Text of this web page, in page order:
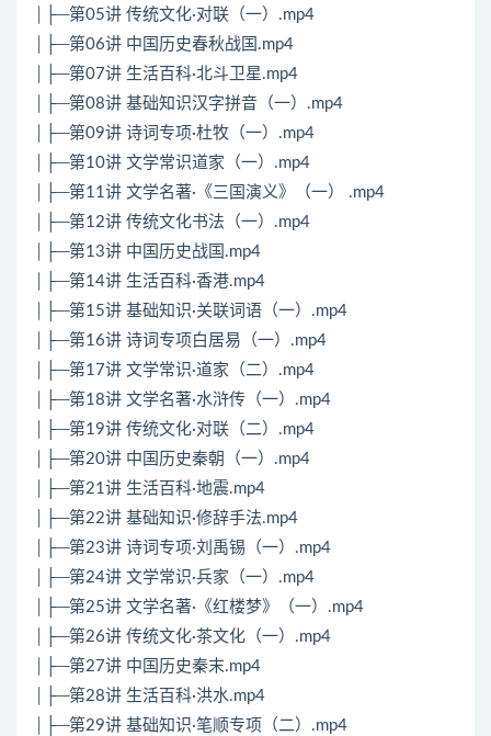
│├─第05讲 传统文化·对联（一）.mp4
│├─第06讲 中国历史春秋战国.mp4
│├─第07讲 生活百科·北斗卫星.mp4
│├─第08讲 基础知识汉字拼音（一）.mp4
│├─第09讲 诗词专项·杜牧（一）.mp4
│├─第10讲 文学常识道家（一）.mp4
│├─第11讲 文学名著·《三国演义》（一） .mp4
│├─第12讲 传统文化书法（一）.mp4
│├─第13讲 中国历史战国.mp4
│├─第14讲 生活百科·香港.mp4
│├─第15讲 基础知识·关联词语（一）.mp4
│├─第16讲 诗词专项白居易（一）.mp4
│├─第17讲 文学常识·道家（二）.mp4
│├─第18讲 文学名著·水浒传（一）.mp4
│├─第19讲 传统文化·对联（二）.mp4
│├─第20讲 中国历史秦朝（一）.mp4
│├─第21讲 生活百科·地震.mp4
│├─第22讲 基础知识·修辞手法.mp4
│├─第23讲 诗词专项·刘禹锡（一）.mp4
│├─第24讲 文学常识·兵家（一）.mp4
│├─第25讲 文学名著·《红楼梦》（一）.mp4
│├─第26讲 传统文化·茶文化（一）.mp4
│├─第27讲 中国历史秦末.mp4
│├─第28讲 生活百科·洪水.mp4
│├─第29讲 基础知识·笔顺专项（二）.mp4